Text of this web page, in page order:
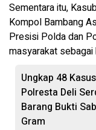
Sementara itu,
Kompol Bambang
Presisi Polda dan
masyarakat
Ungkap 48
Polresta Deli
Barang Bukti
Gram